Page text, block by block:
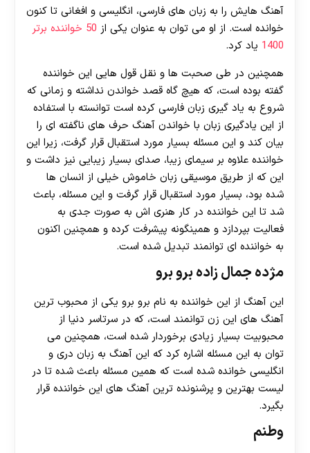
آهنگ هایش را به زبان های فارسی، انگلیسی و افغانی تا کنون
خوانده است. از او می توان به عنوان یکی از
50 خواننده برتر
1400 یاد کرد.
همچنین در طی صحبت ها و نقل قول هایی این خواننده
گفته بوده است، که هیچ گاه قصد خواندن نداشته و زمانی که
شروع به یاد گیری زبان فارسی کرده است توانسته با استفاده
از این یادگیری زبان با خواندن آهنگ حرف های ناگفته ای را
بیان کند و این مسئله بسیار مورد استقبال قرار گرفت، زیرا این
خواننده علاوه بر سیمای زیبا، صدای بسیار زیبایی نیز داشت و
این که از طریق موسیقی زبان خاموش خیلی از انسان ها
شده بود، بسیار مورد استقبال قرار گرفت و این مسئله، باعث
شد تا این خواننده در کار هنری اش به صورت جدی به
فعالیت بپردازد و همینگونه پیشرفت کرده و همچنین اکنون
به خواننده ای توانمند تبدیل شده است.
مژده جمال زاده برو برو
این آهنگ از این خواننده به نام برو برو یکی از محبوب ترین
آهنگ های این زن توانمند است، که در سرتاسر دنیا از
محبوبیت بسیار زیادی برخوردار شده است، همچنین می
توان به این مسئله اشاره کرد که این آهنگ به زبان دری و
انگلیسی خوانده شده است که همین مسئله باعث شده تا در
لیست بهترین و پرشنونده ترین آهنگ های این خواننده قرار
بگیرد.
وطنم